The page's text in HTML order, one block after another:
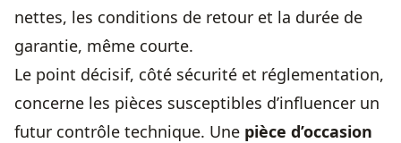
nettes, les conditions de retour et la durée de
garantie, même courte.
Le point décisif, côté sécurité et réglementation,
concerne les pièces susceptibles d’influencer un
futur contrôle technique. Une pièce d’occasion